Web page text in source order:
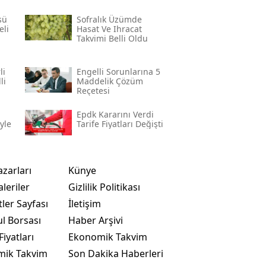
Sofralık Üzümde
Hasat Ve Ihracat
Takvimi Belli Oldu
Engelli Sorunlarına 5
Maddelik Çözüm
Reçetesi
Epdk Kararını Verdi
Tarife Fiyatları Değişti
Sayfası
Borsası
Takvim
Künye
Gizlilik Politikası
İletişim
Haber Arşivi
Ekonomik Takvim
Son Dakika Haberleri